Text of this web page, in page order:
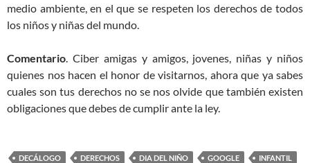
medio ambiente, en el que se respeten los derechos de todos
los niños y niñas del mundo.
Comentario . Ciber amigas y amigos, jovenes, niñas y niños
quienes nos hacen el honor de visitarnos, ahora que ya sabes
cuales son tus derechos no se nos olvide que también existen
obligaciones que debes de cumplir ante la ley.
DECÁLOGO DERECHOS DIA DEL NIÑO GOOGLE
INFANTIL